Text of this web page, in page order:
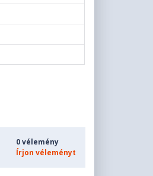
0 vélemény
Írjon véleményt